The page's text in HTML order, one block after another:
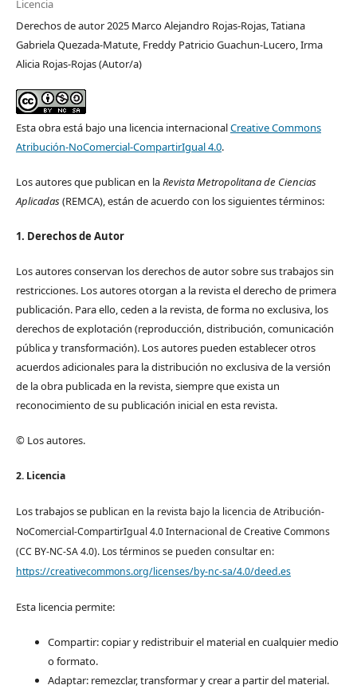
Licencia
Derechos de autor 2025 Marco Alejandro Rojas-Rojas, Tatiana
Gabriela Quezada-Matute, Freddy Patricio Guachun-Lucero, Irma
Alicia Rojas-Rojas (Autor/a)
Esta obra está bajo una licencia internacionalCreative Commons
Atribución-NoComercial-CompartirIgual 4.0.
Los autores que publican en laRevista Metropolitana de Ciencias
Aplicadas(REMCA), están de acuerdo con los siguientes términos:
1. Derechos de Autor
Los autores conservan los derechos de autor sobre sus trabajos sin
restricciones. Los autores otorgan a la revista el derecho de primera
publicación. Para ello, ceden a la revista, de forma no exclusiva, los
derechos de explotación (reproducción, distribución, comunicación
pública y transformación). Los autores pueden establecer otros
acuerdos adicionales para la distribución no exclusiva de la versión
de la obra publicada en la revista, siempre que exista un
reconocimiento de su publicación inicial en esta revista.
© Los autores.
2. Licencia
Los trabajos se publican en la revista bajo la licencia de Atribución-
NoComercial-CompartirIgual 4.0 Internacional de Creative Commons
(CC BY-NC-SA 4.0). Los términos se pueden consultar en:
https://creativecommons.org/licenses/by-nc-sa/4.0/deed.es
Esta licencia permite:
Compartir: copiar y redistribuir el material en cualquier medio
o formato.
Adaptar: remezclar, transformar y crear a partir del material.